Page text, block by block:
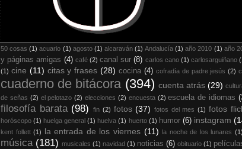
50 cosas (1) acuario (1) agosto (1) alcaraván (1) Andalucía (1) año 2010 (1) año
y páginas amigas (4) café (2) canal sur (8) carlos cano (1) carlosarguiñano
(1) cine (11) citas y frases (28) cocina (4) cofradía de padre jesús (2)
cuaderno de bitácora (394) cuenta atrás (29)
de señas (2) el pelotazo (2) elecciones (2) encuesta (2) escuela de idiomas
filosofía barata (98) fin (2) fotos (37) fotos del mes (1) fotos
horóscopo (1) huelga general (1) huelva (1) huerto (1) humor (6) instagram
kent follett (1) la entrada de los viernes (11) la noche de los lunares (1)
música (181) musicales (1) navidad (1) noticias (6) obituario (1)